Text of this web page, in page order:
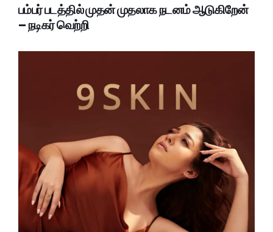
பம்பர் படத்தில் முதன் முதலாக நடனம் ஆடுகிறேன்
– நடிகர் வெற்றி